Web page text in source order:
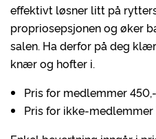
effektivt løsner litt på
propriosepsjonen og øker
salen. Ha derfor på deg
knær og hofter i.
Pris for medlemmer 450,-
Pris for ikke-